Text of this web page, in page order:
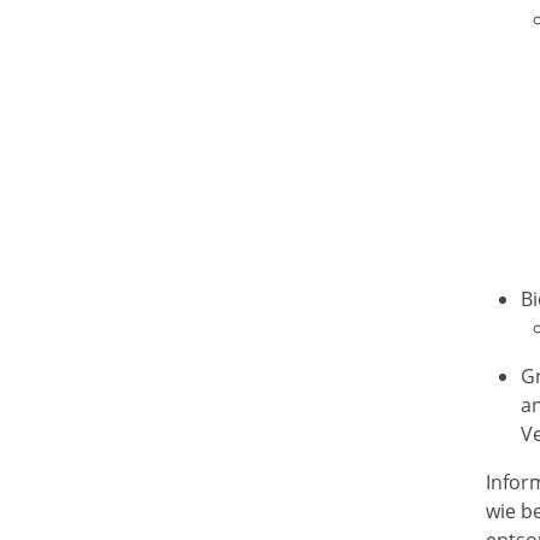
wie